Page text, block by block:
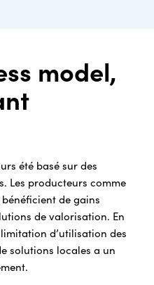
model,
été basé sur des
Les producteurs comme
de gains
de valorisation. En
d’utilisation des
solutions locales a un